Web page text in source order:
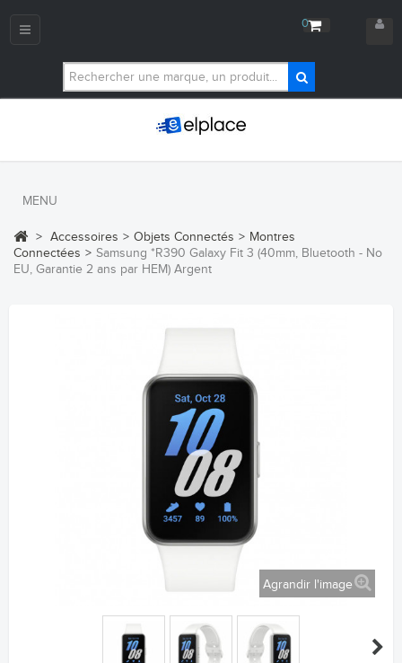
0
Navigation
MENU
> Accessoires > Objets Connectés > Montres
Connectées > Samsung *R390 Galaxy Fit 3 (40mm, Bluetooth - No
EU, Garantie 2 ans par HEM) Argent
Agrandir l'image